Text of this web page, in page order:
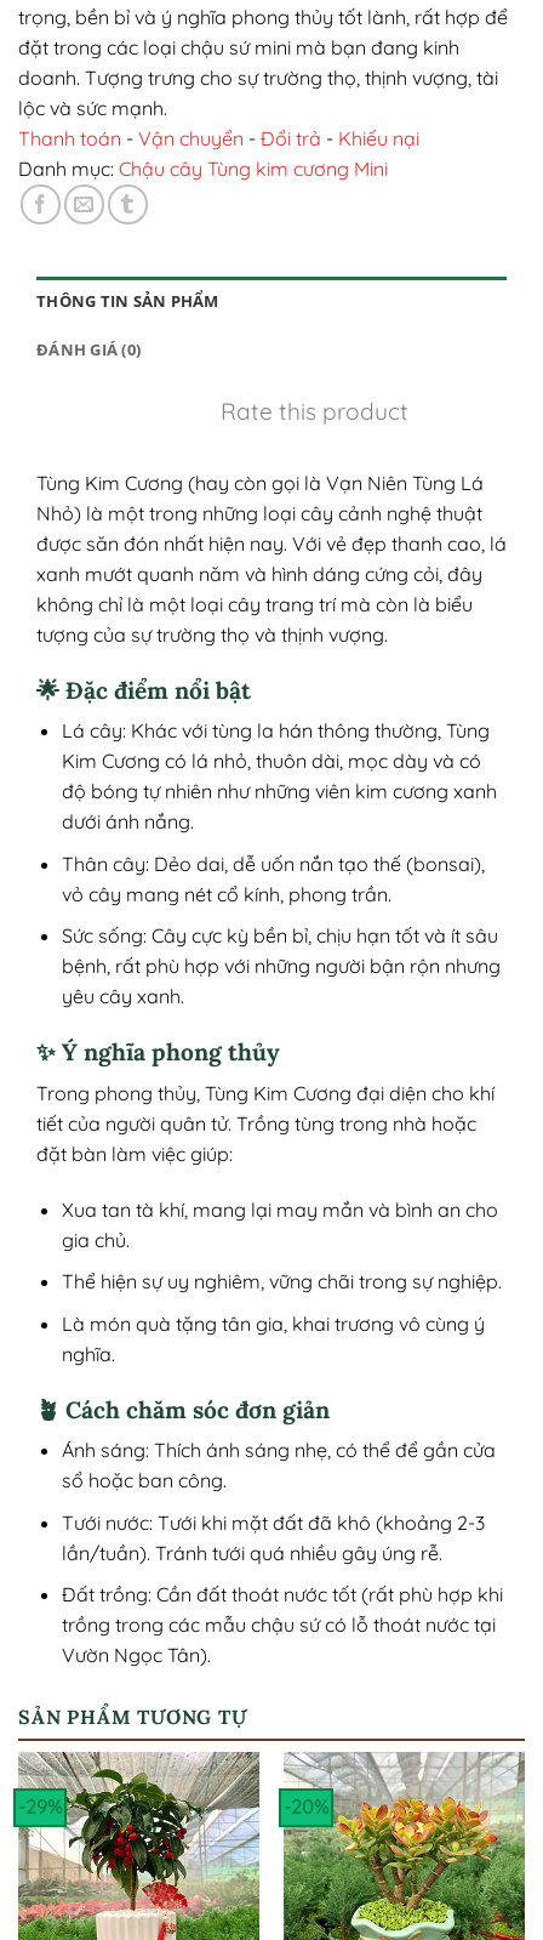
trọng, bền bỉ và ý nghĩa phong thủy tốt lành, rất hợp để
đặt trong các loại chậu sứ mini mà bạn đang kinh
doanh. Tượng trưng cho sự trường thọ, thịnh vượng, tài
lộc và sức mạnh.
Thanh toán - Vận chuyển - Đổi trả - Khiếu nại
Danh mục: Chậu cây Tùng kim cương Mini
THÔNG TIN SẢN PHẨM
ĐÁNH GIÁ (0)
Rate this product
Tùng Kim Cương (hay còn gọi là Vạn Niên Tùng Lá
Nhỏ) là một trong những loại cây cảnh nghệ thuật
được săn đón nhất hiện nay. Với vẻ đẹp thanh cao, lá
xanh mướt quanh năm và hình dáng cứng cỏi, đây
không chỉ là một loại cây trang trí mà còn là biểu
tượng của sự trường thọ và thịnh vượng.
🌟 Đặc điểm nổi bật
Lá cây: Khác với tùng la hán thông thường, Tùng
Kim Cương có lá nhỏ, thuôn dài, mọc dày và có
độ bóng tự nhiên như những viên kim cương xanh
dưới ánh nắng.
Thân cây: Dẻo dai, dễ uốn nắn tạo thế (bonsai),
vỏ cây mang nét cổ kính, phong trần.
Sức sống: Cây cực kỳ bền bỉ, chịu hạn tốt và ít sâu
bệnh, rất phù hợp với những người bận rộn nhưng
yêu cây xanh.
✨ Ý nghĩa phong thủy
Trong phong thủy, Tùng Kim Cương đại diện cho khí
tiết của người quân tử. Trồng tùng trong nhà hoặc
đặt bàn làm việc giúp:
Xua tan tà khí, mang lại may mắn và bình an cho
gia chủ.
Thể hiện sự uy nghiêm, vững chãi trong sự nghiệp.
Là món quà tặng tân gia, khai trương vô cùng ý
nghĩa.
🪴 Cách chăm sóc đơn giản
Ánh sáng: Thích ánh sáng nhẹ, có thể để gần cửa
sổ hoặc ban công.
Tưới nước: Tưới khi mặt đất đã khô (khoảng 2-3
lần/tuần). Tránh tưới quá nhiều gây úng rễ.
Đất trồng: Cần đất thoát nước tốt (rất phù hợp khi
trồng trong các mẫu chậu sứ có lỗ thoát nước tại
Vườn Ngọc Tân).
SẢN PHẨM TƯƠNG TỰ
-29% -20%